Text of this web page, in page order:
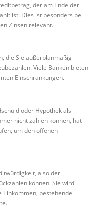
der am Ende der
ist. Dies ist besonders bei
Zinsen relevant.
die Sie außerplanmäßig
Viele Banken bieten
Einschränkungen.
oder Hypothek als
nicht zahlen können, hat
um den offenen
also der
können. Sie wird
Einkommen, bestehende